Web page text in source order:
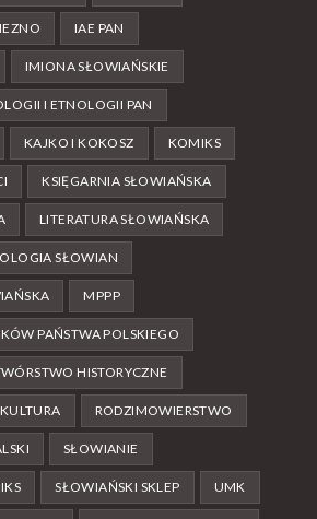
IAE PAN
IMIONA SŁOWIAŃSKIE
I ETNOLOGII PAN
KAJKO I KOKOSZ KOMIKS
KSIĘGARNIA SŁOWIAŃSKA
LITERATURA SŁOWIAŃSKA
SŁOWIAN
MPPP
PAŃSTWA POLSKIEGO
HISTORYCZNE
RODZIMOWIERSTWO
SŁOWIANIE
SŁOWIAŃSKI SKLEP UMK